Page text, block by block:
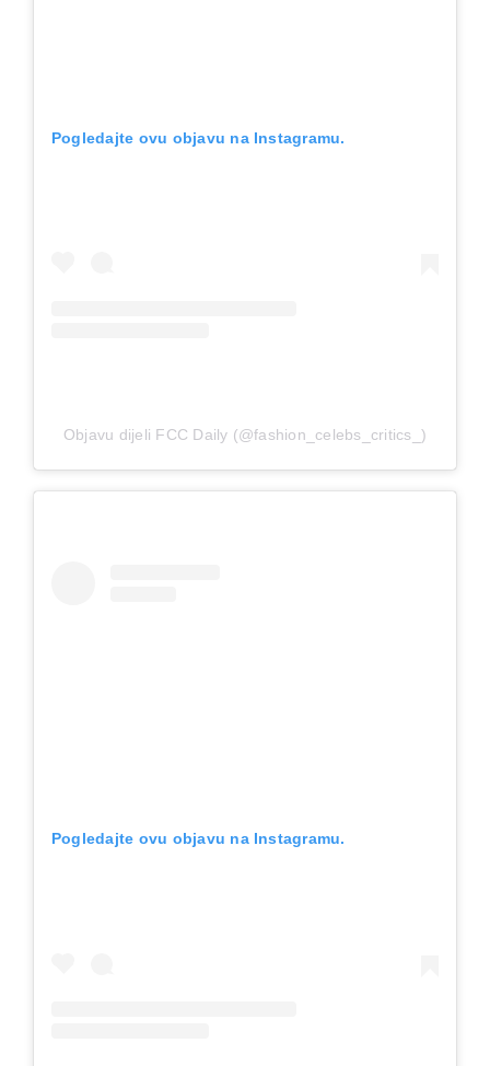
Pogledajte ovu objavu na Instagramu.
Objavu dijeli FCC Daily (@fashion_celebs_critics_)
Pogledajte ovu objavu na Instagramu.